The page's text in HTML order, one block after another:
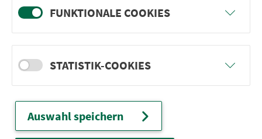
Offenhausen Schule
Schrotsdorf Hauptstr.
Schrotsdorf Mitte
Engelthal Oberes Tor
Engelthal Klosterbergstr./Kl.
Engelthal Frankenalbklinik
FUNKTIONALE COOKIES
STATISTIK-COOKIES
Auswahl speichern